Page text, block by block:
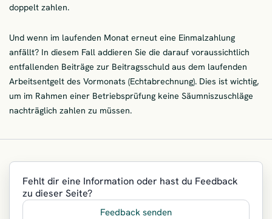
doppelt zahlen.
Und wenn im laufenden Monat erneut eine Einmalzahlung
anfällt? In diesem Fall addieren Sie die darauf voraussichtlich
entfallenden Beiträge zur Beitragsschuld aus dem laufenden
Arbeitsentgelt des Vormonats (Echtabrechnung). Dies ist wichtig,
um im Rahmen einer Betriebsprüfung keine Säumniszuschläge
nachträglich zahlen zu müssen.
Fehlt dir eine Information oder hast du Feedback
zu dieser Seite?
Feedback senden